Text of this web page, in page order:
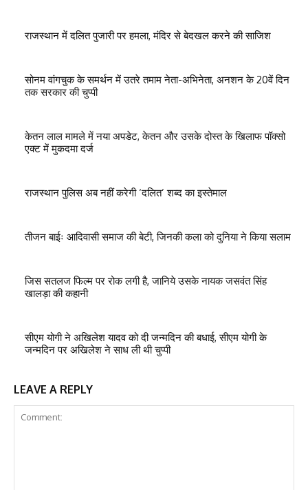
राजस्थान में दलित पुजारी पर हमला, मंदिर से बेदखल करने की साजिश
सोनम वांगचुक के समर्थन में उतरे तमाम नेता-अभिनेता, अनशन के 20वें दिन
तक सरकार की चुप्पी
केतन लाल मामले में नया अपडेट, केतन और उसके दोस्त के खिलाफ पॉक्सो
एक्ट में मुकदमा दर्ज
राजस्थान पुलिस अब नहीं करेगी ‘दलित’ शब्द का इस्तेमाल
तीजन बाईः आदिवासी समाज की बेटी, जिनकी कला को दुनिया ने किया सलाम
जिस सतलज फिल्म पर रोक लगी है, जानिये उसके नायक जसवंत सिंह
खालड़ा की कहानी
सीएम योगी ने अखिलेश यादव को दी जन्मदिन की बधाई, सीएम योगी के
जन्मदिन पर अखिलेश ने साध ली थी चुप्पी
LEAVE A REPLY